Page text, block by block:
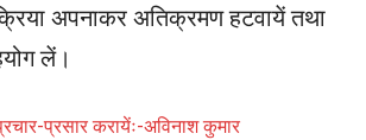
अपनाकर अतिक्रमण हटवायें तथा
लें।
प्रसार करायेंः-अविनाश कुमार